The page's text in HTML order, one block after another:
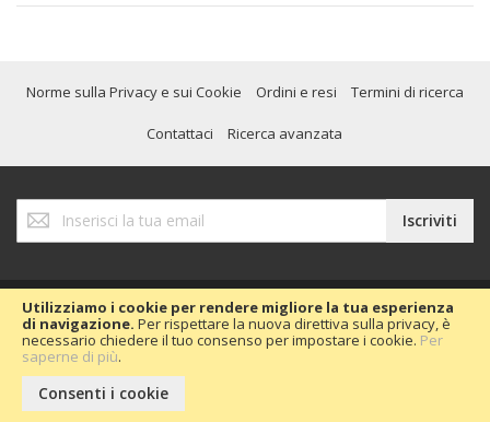
Utilizziamo i cookie per rendere migliore la tua esperienza
di navigazione. Per rispettare la nuova direttiva sulla privacy, è
necessario chiedere il tuo consenso per impostare i cookie. Per
saperne di più.
Consenti i cookie
Norme sulla Privacy e sui Cookie Ordini e resi Termini di ricerca
Contattaci Ricerca avanzata
alla
nostra
Iscriviti
Copyright © 2020 Passion Car 2016.